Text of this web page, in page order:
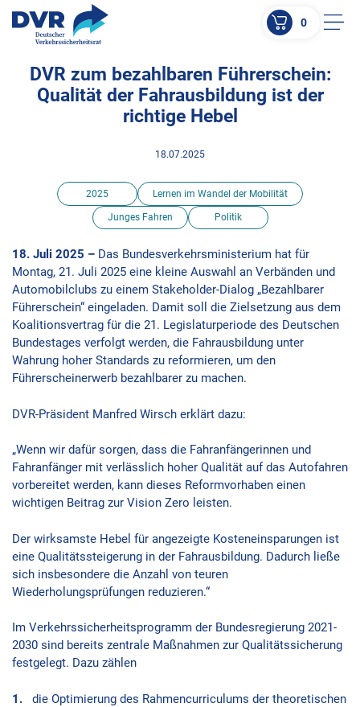
ZUM HAUPTINHALT SPRINGEN
ZUR SUCHE SPRINGEN
0
DVR zum bezahlbaren Führerschein:
Qualität der Fahrausbildung ist der
richtige Hebel
18.07.2025
2025 Lernen im Wandel der Mobilität
Junges Fahren Politik
18. Juli 2025 – Das Bundesverkehrsministerium hat für
Montag, 21. Juli 2025 eine kleine Auswahl an Verbänden und
Automobilclubs zu einem Stakeholder-Dialog „Bezahlbarer
Führerschein“ eingeladen. Damit soll die Zielsetzung aus dem
Koalitionsvertrag für die 21. Legislaturperiode des Deutschen
Bundestages verfolgt werden, die Fahrausbildung unter
Wahrung hoher Standards zu reformieren, um den
Führerscheinerwerb bezahlbarer zu machen.
DVR-Präsident Manfred Wirsch erklärt dazu:
„Wenn wir dafür sorgen, dass die Fahranfängerinnen und
Fahranfänger mit verlässlich hoher Qualität auf das Autofahren
vorbereitet werden, kann dieses Reformvorhaben einen
wichtigen Beitrag zur Vision Zero leisten.
Der wirksamste Hebel für angezeigte Kosteneinsparungen ist
eine Qualitätssteigerung in der Fahrausbildung. Dadurch ließe
sich insbesondere die Anzahl von teuren
Wiederholungsprüfungen reduzieren.“
Im Verkehrssicherheitsprogramm der Bundesregierung 2021-
2030 sind bereits zentrale Maßnahmen zur Qualitätssicherung
festgelegt. Dazu zählen
die Optimierung des Rahmencurriculums der theoretischen